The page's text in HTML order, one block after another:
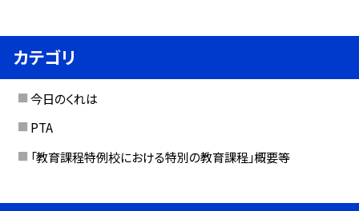
カテゴリ
今日のくれは
PTA
「教育課程特例校における特別の教育課程」概要等